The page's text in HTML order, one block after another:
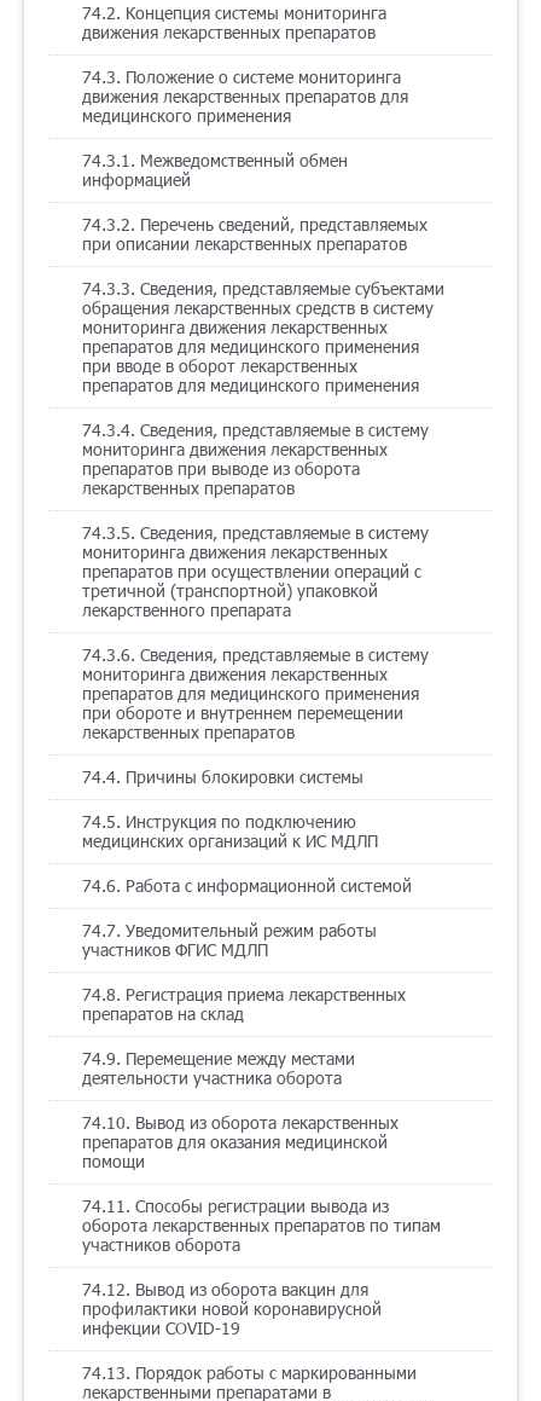
74.2. Концепция системы мониторинга
движения лекарственных препаратов
74.3. Положение о системе мониторинга
движения лекарственных препаратов для
медицинского применения
74.3.1. Межведомственный обмен
информацией
74.3.2. Перечень сведений, представляемых
при описании лекарственных препаратов
74.3.3. Сведения, представляемые субъектами
обращения лекарственных средств в систему
мониторинга движения лекарственных
препаратов для медицинского применения
при вводе в оборот лекарственных
препаратов для медицинского применения
74.3.4. Сведения, представляемые в систему
мониторинга движения лекарственных
препаратов при выводе из оборота
лекарственных препаратов
74.3.5. Сведения, представляемые в систему
мониторинга движения лекарственных
препаратов при осуществлении операций с
третичной (транспортной) упаковкой
лекарственного препарата
74.3.6. Сведения, представляемые в систему
мониторинга движения лекарственных
препаратов для медицинского применения
при обороте и внутреннем перемещении
лекарственных препаратов
74.4. Причины блокировки системы
74.5. Инструкция по подключению
медицинских организаций к ИС МДЛП
74.6. Работа с информационной системой
74.7. Уведомительный режим работы
участников ФГИС МДЛП
74.8. Регистрация приема лекарственных
препаратов на склад
74.9. Перемещение между местами
деятельности участника оборота
74.10. Вывод из оборота лекарственных
препаратов для оказания медицинской
помощи
74.11. Способы регистрации вывода из
оборота лекарственных препаратов по типам
участников оборота
74.12. Вывод из оборота вакцин для
профилактики новой коронавирусной
инфекции COVID-19
74.13. Порядок работы с маркированными
лекарственными препаратами в